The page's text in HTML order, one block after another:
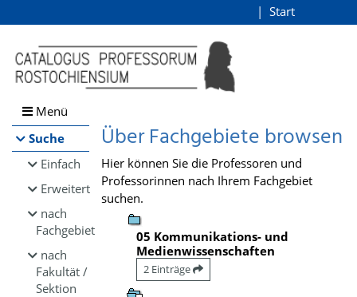
Browsen
direkt zum Inhalt
Start
Menü
Suche
Einfach
Erweitert
nach
Fachgebiet
nach
Fakultät /
Sektion
Über Fachgebiete browsen
Hier können Sie die Professoren und
Professorinnen nach Ihrem Fachgebiet
suchen.
05 Kommunikations- und
Medienwissenschaften
2 Einträge